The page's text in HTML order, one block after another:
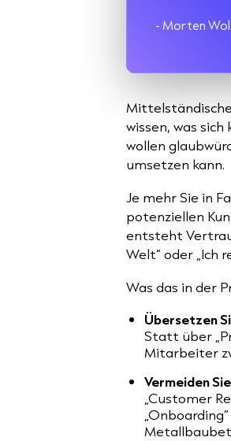
- Morten
wissen, was
wollen
umsetzen kann.
Je mehr Sie in
potenziellen
entsteht
Welt“ oder „Ich
Was das in der
Übersetzen
Statt über
Mitarbeiter
Vermeiden
„Customer